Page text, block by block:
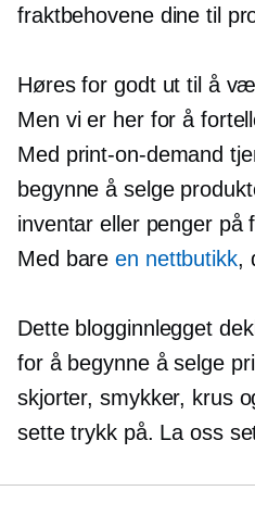
fraktbehovene dine til
Høres for godt ut til å
Men vi er her for å
Med print-on-demand
begynne å selge
inventar eller penger på
Med bareen nettbutikk,
Dette blogginnlegget
for å begynne å selge
skjorter, smykker, krus
sette trykk på. La oss